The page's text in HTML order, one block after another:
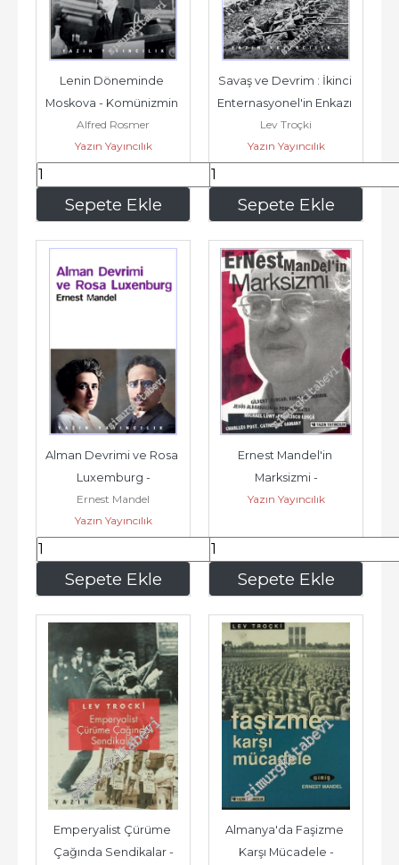
Sepete Ekle
Lenin Döneminde
Moskova - Komünizmin
Kaynakları -
Alfred Rosmer
Yazın Yayıncılık
350,00 Sepete Ekle
Savaş ve Devrim : İkinci
Enternasyonel'in Enkazı
Üçüncü
Enternasyonal'in...
Lev Troçki
Yazın Yayıncılık
840,00
Sepete Ekle
Alman Devrimi ve Rosa
Luxemburg -
Ernest Mandel
Yazın Yayıncılık
168,00 Sepete Ekle
Ernest Mandel'in
Marksizmi -
Yazın Yayıncılık
245,00
Emperyalist Çürüme
Çağında Sendikalar -
Almanya'da Faşizme
Karşı Mücadele -